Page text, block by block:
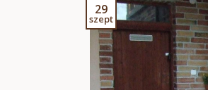
29
szept